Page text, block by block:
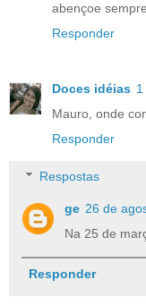
abençoe
Responder
Doces idéias
Mauro, onde
Responder
Respostas
ge 26 de
Na 25 de
Responder